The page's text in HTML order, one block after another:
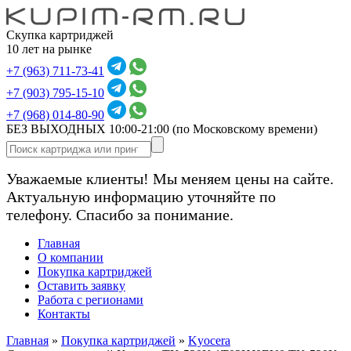
Скупка картриджей
10 лет на рынке
+7 (963) 711-73-41
+7 (903) 795-15-10
+7 (968) 014-80-90
БЕЗ ВЫХОДНЫХ 10:00-21:00 (по Московскому времени)
Уважаемые клиенты! Мы меняем цены на сайте.
Актуальную информацию уточняйте по
телефону. Спасибо за понимание.
Главная
О компании
Покупка картриджей
Оставить заявку
Работа с регионами
Контакты
Главная » Покупка картриджей » Kyocera